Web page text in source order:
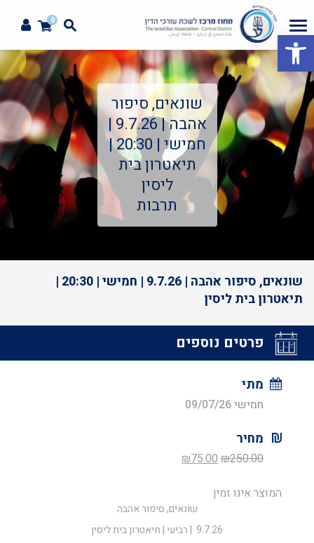
פתח סרגל נגישות
0
שונאים, סיפור
אהבה | 9.7.26 |
חמישי | 20:30 |
תיאטרון בית
ליסין
תרבות
שונאים, סיפור אהבה | 9.7.26 | חמישי | 20:30 |
תיאטרון בית ליסין
פרטים נוספים
מתי
חמישי 09/07/26
מחיר
₪250.00
המחיר
היה:
₪250.00.
₪75.00
₪75.00.
המוצר אינו זמין
שונאים, סיפור אהבה
9.7.26 | רביעי | תיאטרון בית ליסין